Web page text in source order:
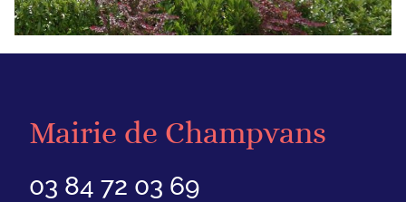
Mairie de Champvans
03 84 72 03 69